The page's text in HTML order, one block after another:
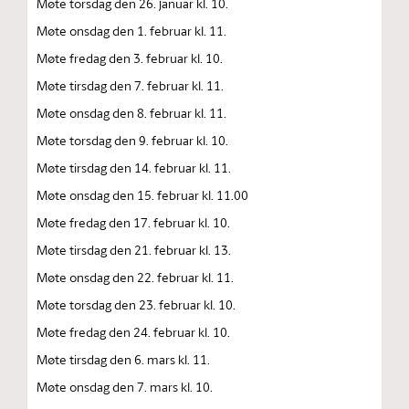
Møte onsdag den 1. februar kl. 11.
Møte fredag den 3. februar kl. 10.
Møte tirsdag den 7. februar kl. 11.
Møte onsdag den 8. februar kl. 11.
Møte torsdag den 9. februar kl. 10.
Møte tirsdag den 14. februar kl. 11.
Møte onsdag den 15. februar kl. 11.00
Møte fredag den 17. februar kl. 10.
Møte tirsdag den 21. februar kl. 13.
Møte onsdag den 22. februar kl. 11.
Møte torsdag den 23. februar kl. 10.
Møte fredag den 24. februar kl. 10.
Møte tirsdag den 6. mars kl. 11.
Møte onsdag den 7. mars kl. 10.